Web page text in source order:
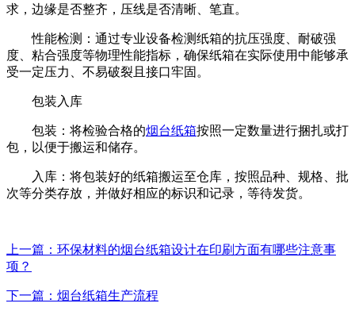
求，边缘是否整齐，压线是否清晰、笔直。
性能检测：通过专业设备检测纸箱的抗压强度、耐破强
度、粘合强度等物理性能指标，确保纸箱在实际使用中能够承
受一定压力、不易破裂且接口牢固。
包装入库
包装：将检验合格的烟台纸箱按照一定数量进行捆扎或打
包，以便于搬运和储存。
入库：将包装好的纸箱搬运至仓库，按照品种、规格、批
次等分类存放，并做好相应的标识和记录，等待发货。
上一篇：环保材料的烟台纸箱设计在印刷方面有哪些注意事
项？
下一篇：烟台纸箱生产流程